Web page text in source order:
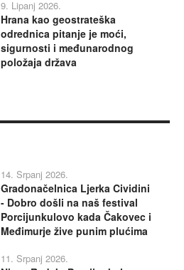
9. Lipanj 2026.
Hrana kao geostrateška
odrednica pitanje je moći,
sigurnosti i međunarodnog
položaja država
14. Srpanj 2026.
Gradonačelnica Ljerka Cividini
- Dobro došli na naš festival
Porcijunkulovo kada Čakovec i
Međimurje žive punim plućima
11. Srpanj 2026.